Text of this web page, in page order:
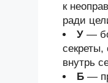
к
ради
У —
секреты,
внутрь
Б —